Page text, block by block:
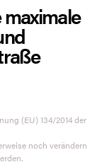
(EU) 134/2014 der
noch verändern